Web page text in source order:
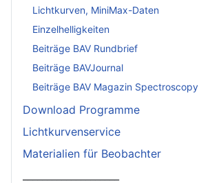
Lichtkurven, MiniMax-Daten
Einzelhelligkeiten
Beiträge BAV Rundbrief
Beiträge BAVJournal
Beiträge BAV Magazin Spectroscopy
Download Programme
Lichtkurvenservice
Materialien für Beobachter